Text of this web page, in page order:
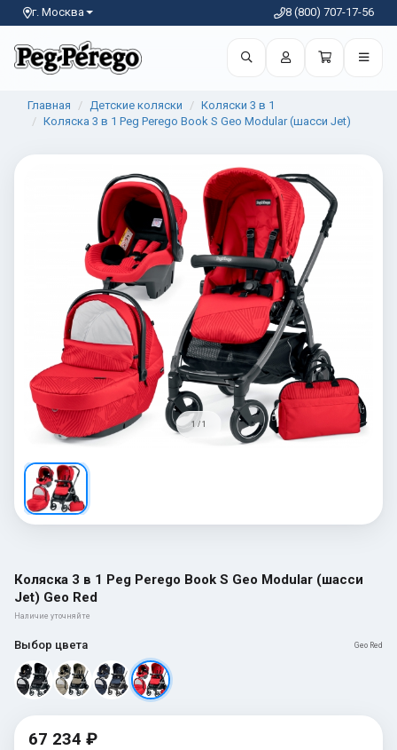
г. Москва 8 (800) 707-17-56
Главная Детские коляски
Коляски 3 в 1
Коляска 3 в 1 Peg Perego Book S Geo Modular (шасси Jet)
1 / 1
Коляска 3 в 1 Peg Perego Book S Geo Modular (шасси
Jet) Geo Red
Наличие уточняйте
Выбор цвета Geo Red
67 234 ₽